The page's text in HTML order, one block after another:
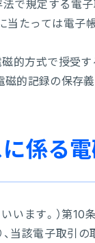
で規定する電
当たっては電子
的方式で授受
的記録の保存義
係る
いいます。）第
当該電子取引